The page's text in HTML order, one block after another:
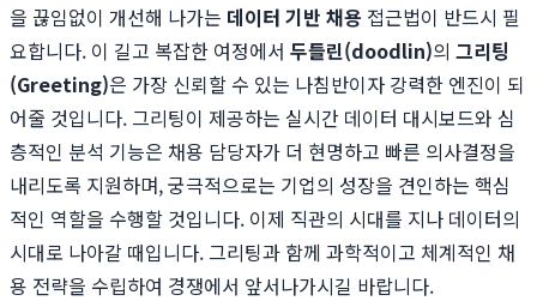
을 끊임없이 개선해 나가는 데이터 기반 채용 접근법이 반드시 필
요합니다. 이 길고 복잡한 여정에서 두들린(doodlin)의 그리팅
(Greeting)은 가장 신뢰할 수 있는 나침반이자 강력한 엔진이 되
어줄 것입니다. 그리팅이 제공하는 실시간 데이터 대시보드와 심
층적인 분석 기능은 채용 담당자가 더 현명하고 빠른 의사결정을
내리도록 지원하며, 궁극적으로는 기업의 성장을 견인하는 핵심
적인 역할을 수행할 것입니다. 이제 직관의 시대를 지나 데이터의
시대로 나아갈 때입니다. 그리팅과 함께 과학적이고 체계적인 채
용 전략을 수립하여 경쟁에서 앞서나가시길 바랍니다.